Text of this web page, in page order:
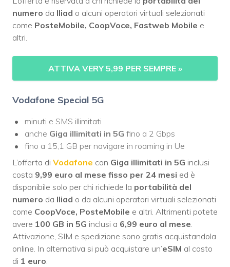
numero da Iliad o alcuni operatori virtuali selezionati
come PosteMobile, CoopVoce, Fastweb Mobile e
altri.
ATTIVA VERY 5,99 PER SEMPRE »
Vodafone Special 5G
minuti e SMS illimitati
anche Giga illimitati in 5G fino a 2 Gbps
fino a 15,1 GB per navigare in roaming in Ue
L’offerta di Vodafone con Giga illimitati in 5G inclusi
costa 9,99 euro al mese fisso per 24 mesi ed è
disponibile solo per chi richiede la portabilità del
numero da Iliad o da alcuni operatori virtuali selezionati
come CoopVoce, PosteMobile e altri. Altrimenti potete
avere 100 GB in 5G inclusi a 6,99 euro al mese.
Attivazione, SIM e spedizione sono gratis acquistandola
online. In alternativa si può acquistare un’eSIM al costo
di 1 euro.